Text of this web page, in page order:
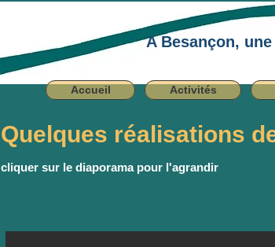
A Besançon,
Accueil Activités
Quelques réalisations
cliquer sur le diaporama pour l'agrandir